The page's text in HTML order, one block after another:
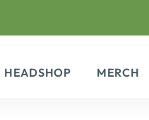
HEADSHOP
MERCH